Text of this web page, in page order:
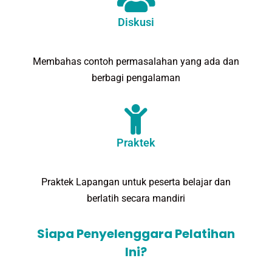
Diskusi
Membahas contoh permasalahan yang ada dan
berbagi pengalaman
Praktek
Praktek Lapangan untuk peserta belajar dan
berlatih secara mandiri
Siapa Penyelenggara Pelatihan
Ini?